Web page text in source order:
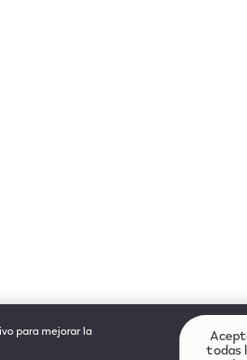
para mejorar la
todas